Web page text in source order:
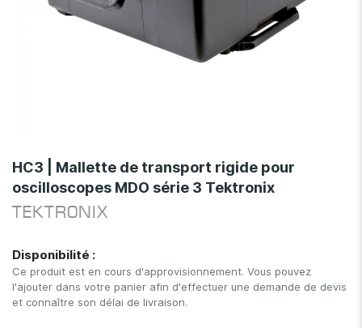
to
the
beginning
of
images
gallery
HC3 | Mallette de transport rigide pour
oscilloscopes MDO série 3 Tektronix
TEKTRONIX
Disponibilité :
Ce produit est en cours d'approvisionnement. Vous pouvez
l'ajouter dans votre panier afin d'effectuer une demande de devis
et connaître son délai de livraison.